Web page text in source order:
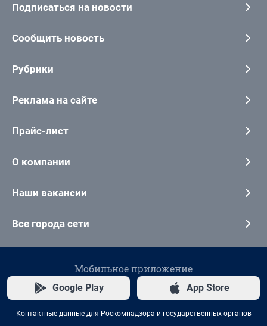
Подписаться на новости
Сообщить новость
Рубрики
Реклама на сайте
Прайс-лист
О компании
Наши вакансии
Все города сети
Мобильное приложение
Google Play App Store
Контактные данные для Роскомнадзора и государственных органов